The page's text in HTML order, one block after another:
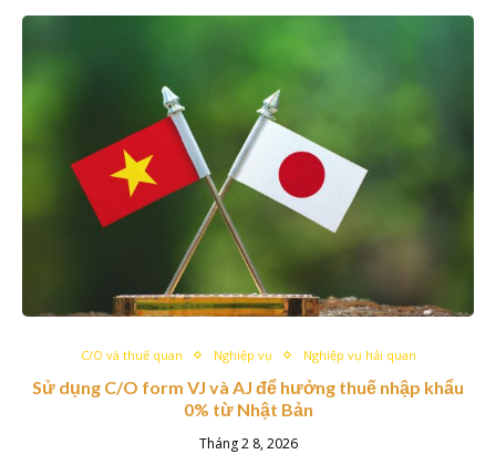
C/O và thuế quan Nghiệp vụ Nghiệp vụ hải quan
Sử dụng C/O form VJ và AJ để hưởng thuế nhập khẩu
0% từ Nhật Bản
Tháng 2 8, 2026